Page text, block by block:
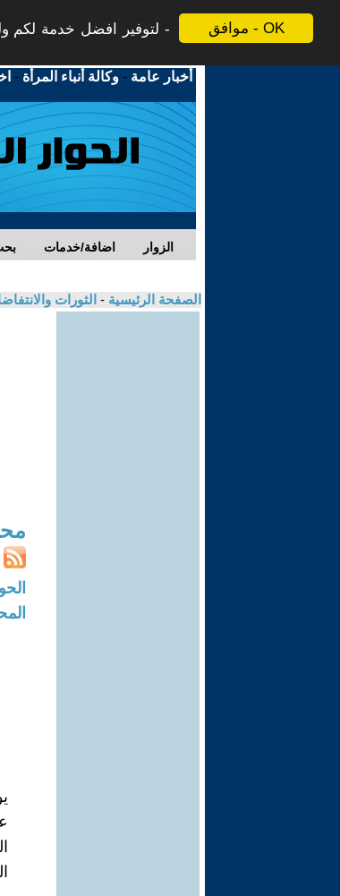
موافق - OK
لتوفير افضل خدمة لكم
أخبار عامة -وكالة أنباء المرأة -
اضافة/خدمات الزوار
الصفحة الرئيسية - الثورات